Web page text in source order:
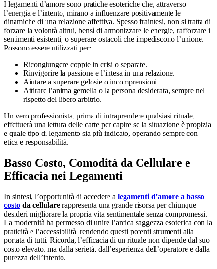
I legamenti d’amore sono pratiche esoteriche che, attraverso
l’energia e l’intento, mirano a influenzare positivamente le
dinamiche di una relazione affettiva. Spesso fraintesi, non si tratta di
forzare la volontà altrui, bensì di armonizzare le energie, rafforzare i
sentimenti esistenti, o superare ostacoli che impediscono l’unione.
Possono essere utilizzati per:
Ricongiungere coppie in crisi o separate.
Rinvigorire la passione e l’intesa in una relazione.
Aiutare a superare gelosie o incomprensioni.
Attirare l’anima gemella o la persona desiderata, sempre nel
rispetto del libero arbitrio.
Un vero professionista, prima di intraprendere qualsiasi rituale,
effettuerà una lettura delle carte per capire se la situazione è propizia
e quale tipo di legamento sia più indicato, operando sempre con
etica e responsabilità.
Basso Costo, Comodità da Cellulare e
Efficacia nei Legamenti
In sintesi, l’opportunità di accedere a legamenti d’amore a basso
costo da cellulare rappresenta una grande risorsa per chiunque
desideri migliorare la propria vita sentimentale senza compromessi.
La modernità ha permesso di unire l’antica saggezza esoterica con la
praticità e l’accessibilità, rendendo questi potenti strumenti alla
portata di tutti. Ricorda, l’efficacia di un rituale non dipende dal suo
costo elevato, ma dalla serietà, dall’esperienza dell’operatore e dalla
purezza dell’intento.